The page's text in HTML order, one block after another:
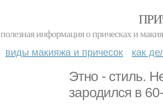
полезная информация о прическах и
виды макияжа и причесок как
Этно - стиль.
зародился в